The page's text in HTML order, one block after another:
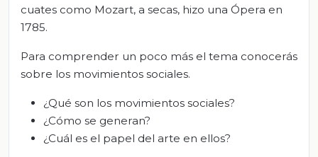
cuates como Mozart, a secas, hizo una Ópera en
1785.
Para comprender un poco más el tema conocerás
sobre los movimientos sociales.
¿Qué son los movimientos sociales?
¿Cómo se generan?
¿Cuál es el papel del arte en ellos?